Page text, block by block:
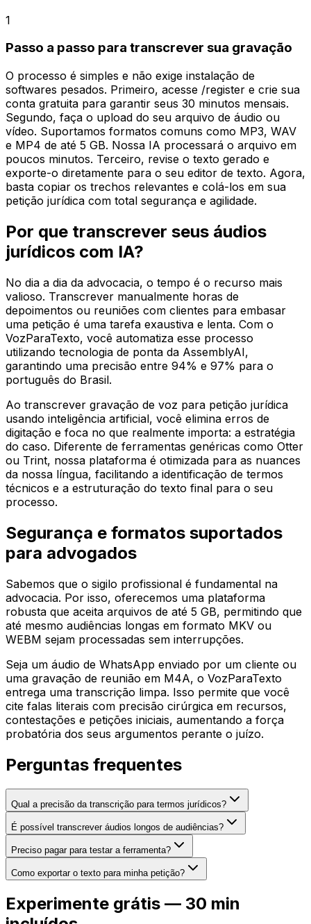
1
Passo a passo para transcrever sua gravação
O processo é simples e não exige instalação de
softwares pesados. Primeiro, acesse /register e crie sua
conta gratuita para garantir seus 30 minutos mensais.
Segundo, faça o upload do seu arquivo de áudio ou
vídeo. Suportamos formatos comuns como MP3, WAV
e MP4 de até 5 GB. Nossa IA processará o arquivo em
poucos minutos. Terceiro, revise o texto gerado e
exporte-o diretamente para o seu editor de texto. Agora,
basta copiar os trechos relevantes e colá-los em sua
petição jurídica com total segurança e agilidade.
Por que transcrever seus áudios
jurídicos com IA?
No dia a dia da advocacia, o tempo é o recurso mais
valioso. Transcrever manualmente horas de
depoimentos ou reuniões com clientes para embasar
uma petição é uma tarefa exaustiva e lenta. Com o
VozParaTexto, você automatiza esse processo
utilizando tecnologia de ponta da AssemblyAI,
garantindo uma precisão entre 94% e 97% para o
português do Brasil.
Ao transcrever gravação de voz para petição jurídica
usando inteligência artificial, você elimina erros de
digitação e foca no que realmente importa: a estratégia
do caso. Diferente de ferramentas genéricas como Otter
ou Trint, nossa plataforma é otimizada para as nuances
da nossa língua, facilitando a identificação de termos
técnicos e a estruturação do texto final para o seu
processo.
Segurança e formatos suportados
para advogados
Sabemos que o sigilo profissional é fundamental na
advocacia. Por isso, oferecemos uma plataforma
robusta que aceita arquivos de até 5 GB, permitindo que
até mesmo audiências longas em formato MKV ou
WEBM sejam processadas sem interrupções.
Seja um áudio de WhatsApp enviado por um cliente ou
uma gravação de reunião em M4A, o VozParaTexto
entrega uma transcrição limpa. Isso permite que você
cite falas literais com precisão cirúrgica em recursos,
contestações e petições iniciais, aumentando a força
probatória dos seus argumentos perante o juízo.
Perguntas frequentes
Qual a precisão da transcrição para termos jurídicos?
É possível transcrever áudios longos de audiências?
Preciso pagar para testar a ferramenta?
Como exportar o texto para minha petição?
Experimente grátis — 30 min